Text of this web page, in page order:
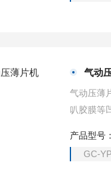
气动
气动压薄
叭胶膜等
产品型号：
GC-